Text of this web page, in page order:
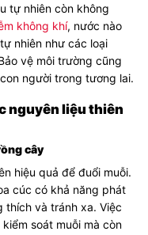
tự nhiên còn không
không khí, nước nào
nhiên như các loại
vệ môi trường cũng
người trong tương lai.
nguyên liệu thiên
cây
hiệu quả để đuổi muỗi.
cúc có khả năng phát
thích và tránh xa. Việc
soát muỗi mà còn